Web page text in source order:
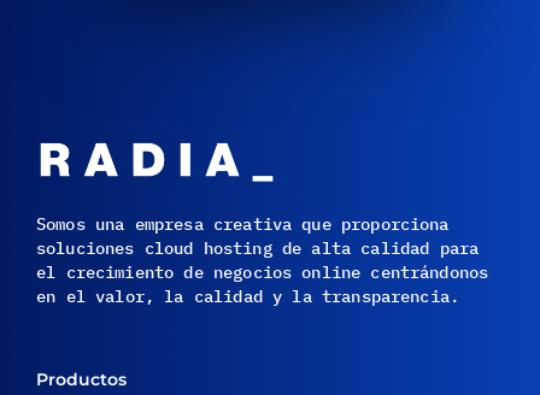
Somos una empresa creativa que proporciona
soluciones cloud hosting de alta calidad para
el crecimiento de negocios online centrándonos
en el valor, la calidad y la transparencia.
Productos